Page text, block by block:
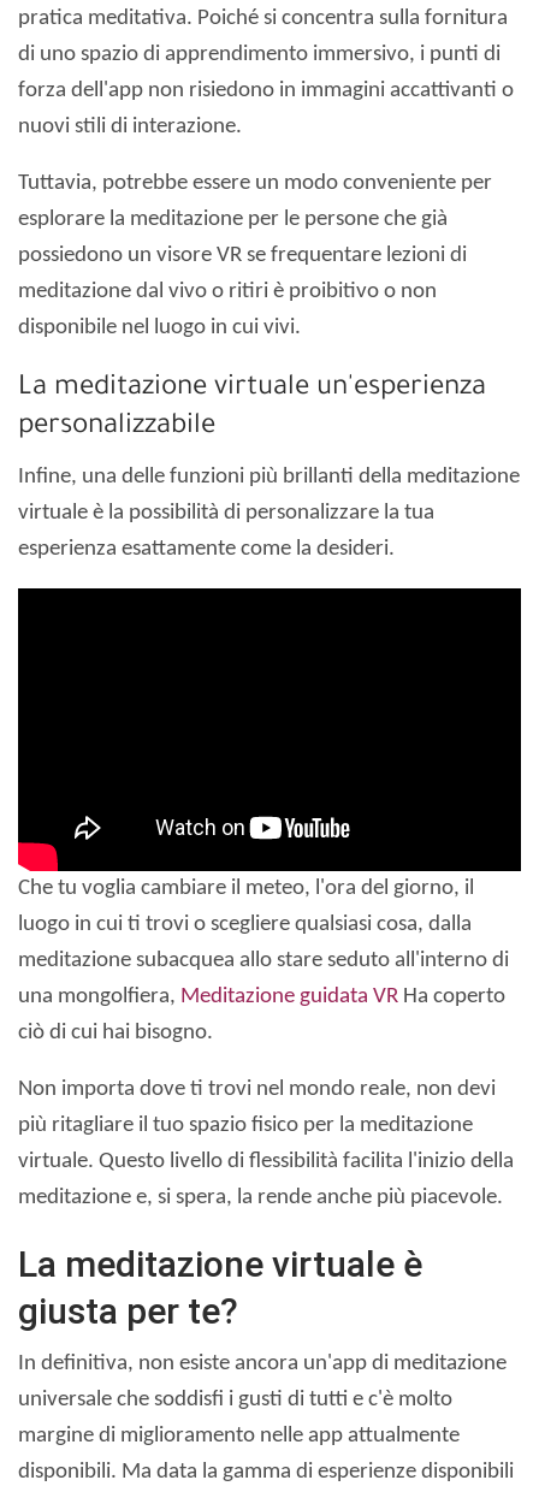
pratica meditativa. Poiché si concentra sulla fornitura
di uno spazio di apprendimento immersivo, i punti di
forza dell'app non risiedono in immagini accattivanti o
nuovi stili di interazione.
Tuttavia, potrebbe essere un modo conveniente per
esplorare la meditazione per le persone che già
possiedono un visore VR se frequentare lezioni di
meditazione dal vivo o ritiri è proibitivo o non
disponibile nel luogo in cui vivi.
La meditazione virtuale un'esperienza
personalizzabile
Infine, una delle funzioni più brillanti della meditazione
virtuale è la possibilità di personalizzare la tua
esperienza esattamente come la desideri.
Che tu voglia cambiare il meteo, l'ora del giorno, il
luogo in cui ti trovi o scegliere qualsiasi cosa, dalla
meditazione subacquea allo stare seduto all'interno di
una mongolfiera, Meditazione guidata VR Ha coperto
ciò di cui hai bisogno.
Non importa dove ti trovi nel mondo reale, non devi
più ritagliare il tuo spazio fisico per la meditazione
virtuale. Questo livello di flessibilità facilita l'inizio della
meditazione e, si spera, la rende anche più piacevole.
La meditazione virtuale è
giusta per te?
In definitiva, non esiste ancora un'app di meditazione
universale che soddisfi i gusti di tutti e c'è molto
margine di miglioramento nelle app attualmente
disponibili. Ma data la gamma di esperienze disponibili